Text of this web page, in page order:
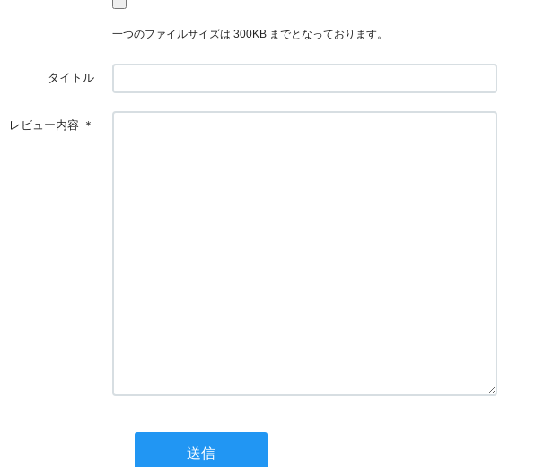
一つのファイルサイズは 300KB までとなっております。
タイトル
レビュー内容 ＊